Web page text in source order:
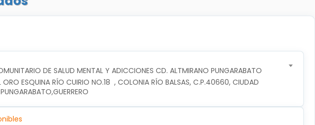
DE SALUD MENTAL Y ADICCIONES CD. ALTMIRANO PUNGARABATO
ORO ESQUINA RÍO CUIRIO NO.18  , COLONIA RÍO BALSAS, C.P.40660, CIUDAD